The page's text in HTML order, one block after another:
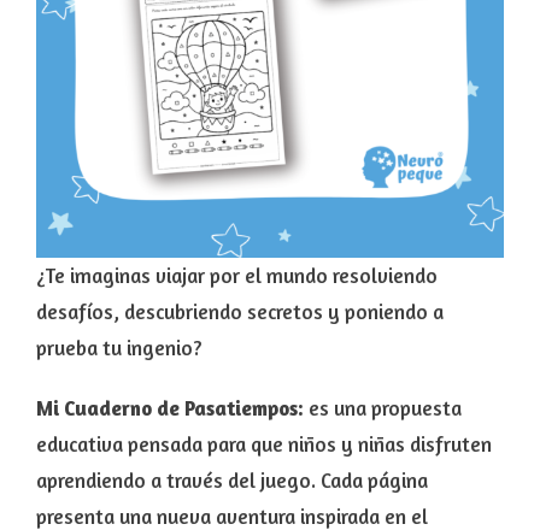
¿Te imaginas viajar por el mundo resolviendo
desafíos, descubriendo secretos y poniendo a
prueba tu ingenio?
Mi Cuaderno de Pasatiempos: es una propuesta
educativa pensada para que niños y niñas disfruten
aprendiendo a través del juego. Cada página
presenta una nueva aventura inspirada en el